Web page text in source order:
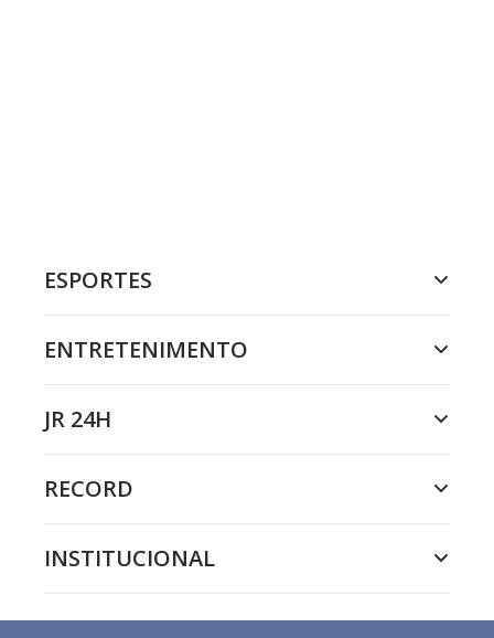
ESPORTES
ENTRETENIMENTO
JR 24H
RECORD
INSTITUCIONAL